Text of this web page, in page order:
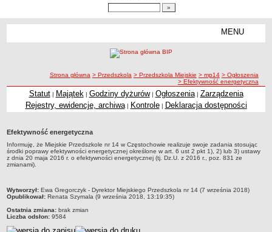
MENU
Zespoły Szkół
Techniczne Zakłady Naukowe
Przedszkola Miejskie
ARCHIWUM SZKÓŁ I PLACÓWEK
Zlikwidowane gimnazja
Wielofunkcyjna Placówka
Specjalny Ośrodek nr 1
ścieżka nawigacji
Strona główna > Przedszkola > Przedszkola Miejskie > mp14 > Ogłoszenia
> Efektywność energetyczna
Statut| Majątek | Godziny dyżurów| Ogłoszenia| Zarządzenia
Rejestry, ewidencje, archiwa| Kontrole| Deklaracja dostępności
Efektywność energetyczna
Informuję, że Miejskie Przedszkole nr 14 w Częstochowie realizuje swoje zadania stosując
środki poprawy efektywności energetycznej określone w art. 6 ust 2 pkt 1), 2) lub 3) ustawy
z dnia 20 maja 2016 r. o efektywności energetycznej (tj. Dz.U. z 2016 r., poz. 831 ze
zmianami).
metryczka
Wytworzył: Ewa Gregorczyk - Dyrektor Miejskiego Przedszkola nr 14 (7 września 2018)
Opublikował: Renata Szymala (9 września 2018, 13:19:35)
Ostatnia zmiana: brak zmian
Liczba odsłon: 9584